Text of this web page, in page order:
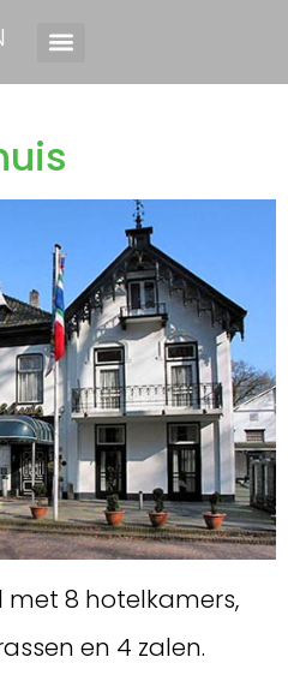
8 hotelkamers,
en 4 zalen.